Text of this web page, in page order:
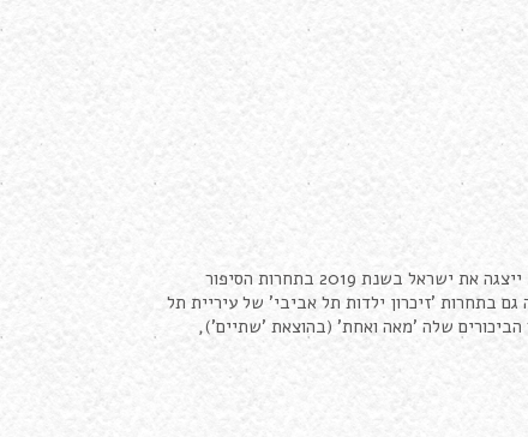
סופרת וסוציולוגית, מרצה ומנחה בתחומי הפיתוח הארגוני, הסטוריטלינג והכתיבה. ייצגה את ישראל בשנת 2019 בתחרות הסיפור
בתחרות 'זיכרון ילדות תל אביבי' של עיריית תל
הביכורים שלה 'מאה ואחת' (בהוצאת 'שתיים'),